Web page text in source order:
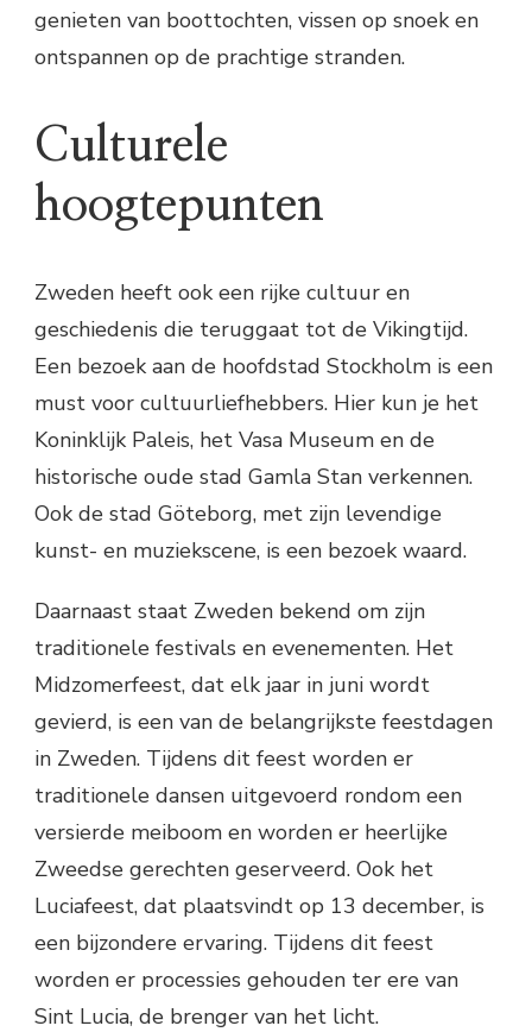
genieten van boottochten, vissen op snoek en
ontspannen op de prachtige stranden.
Culturele
hoogtepunten
Zweden heeft ook een rijke cultuur en
geschiedenis die teruggaat tot de Vikingtijd.
Een bezoek aan de hoofdstad Stockholm is een
must voor cultuurliefhebbers. Hier kun je het
Koninklijk Paleis, het Vasa Museum en de
historische oude stad Gamla Stan verkennen.
Ook de stad Göteborg, met zijn levendige
kunst- en muziekscene, is een bezoek waard.
Daarnaast staat Zweden bekend om zijn
traditionele festivals en evenementen. Het
Midzomerfeest, dat elk jaar in juni wordt
gevierd, is een van de belangrijkste feestdagen
in Zweden. Tijdens dit feest worden er
traditionele dansen uitgevoerd rondom een
versierde meiboom en worden er heerlijke
Zweedse gerechten geserveerd. Ook het
Luciafeest, dat plaatsvindt op 13 december, is
een bijzondere ervaring. Tijdens dit feest
worden er processies gehouden ter ere van
Sint Lucia, de brenger van het licht.